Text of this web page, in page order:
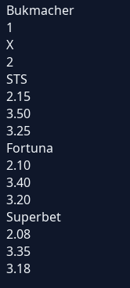
Bukmacher
1
X
2
STS
2.15
3.50
3.25
Fortuna
2.10
3.40
3.20
Superbet
2.08
3.35
3.18